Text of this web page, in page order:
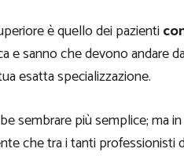
è quello dei pazienti
e sanno che devono andare
esatta specializzazione.
sembrare più semplice; ma
che tra i tanti